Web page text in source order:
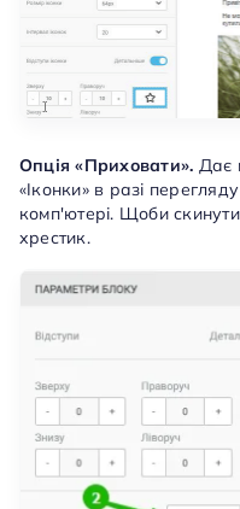
Опція «Приховати». Дає
«Іконки» в разі
комп'ютері. Щоби
хрестик.